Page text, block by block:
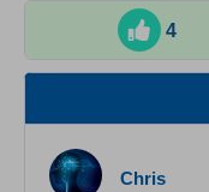
4
Chris